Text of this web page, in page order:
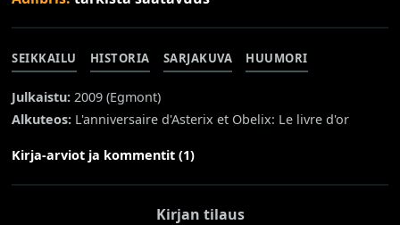
SEIKKAILU HISTORIA SARJAKUVA HUUMORI
Julkaistu: 2009 (Egmont)
Alkuteos: L'anniversaire d'Asterix et Obelix: Le livre d'or
Kirja-arviot ja kommentit (1)
Kirjan tilaus